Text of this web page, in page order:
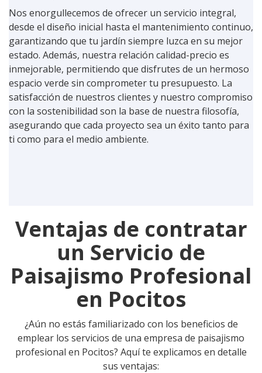
Nos enorgullecemos de ofrecer un servicio integral,
desde el diseño inicial hasta el mantenimiento continuo,
garantizando que tu jardín siempre luzca en su mejor
estado. Además, nuestra relación calidad-precio es
inmejorable, permitiendo que disfrutes de un hermoso
espacio verde sin comprometer tu presupuesto. La
satisfacción de nuestros clientes y nuestro compromiso
con la sostenibilidad son la base de nuestra filosofía,
asegurando que cada proyecto sea un éxito tanto para
ti como para el medio ambiente.
Ventajas de contratar
un Servicio de
Paisajismo Profesional
en Pocitos
¿Aún no estás familiarizado con los beneficios de
emplear los servicios de una empresa de paisajismo
profesional en Pocitos? Aquí te explicamos en detalle
sus ventajas: